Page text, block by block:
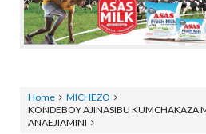
Home
MICHEZO
KONDEBOY AJINASIBU KUMCHAKAZA
ANAEJIAMINI